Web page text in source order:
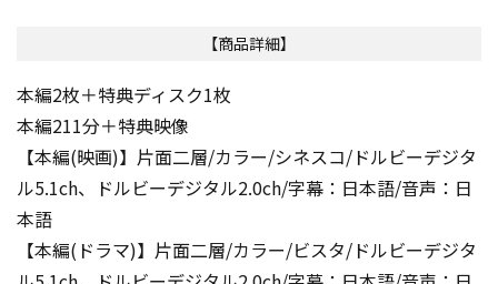
【商品詳細】
本編2枚＋特典ディスク1枚
本編211分＋特典映像
【本編(映画)】片面二層/カラー/シネスコ/ドルビーデジタ
ル5.1ch、ドルビーデジタル2.0ch/字幕：日本語/音声：日
本語
【本編(ドラマ)】片面二層/カラー/ビスタ/ドルビーデジタ